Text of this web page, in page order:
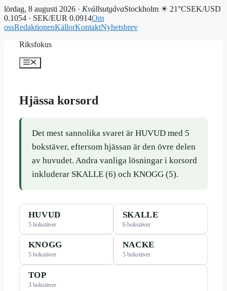
lördag, 8 augusti 2026 · KvällsutgåvaStockholm ☀ 21°CSEK/USD
0.1054 · SEK/EUR 0.0914Om
ossRedaktionenKällorKontaktNyhetsbrev
Riksfokus
Meny
Hjässa korsord
Det mest sannolika svaret är HUVUD med 5
bokstäver, eftersom hjässan är den övre delen
av huvudet. Andra vanliga lösningar i korsord
inkluderar SKALLE (6) och KNOGG (5).
HUVUD
5 bokstäver
SKALLE
6 bokstäver
KNOGG
5 bokstäver
NACKE
5 bokstäver
TOP
3 bokstäver